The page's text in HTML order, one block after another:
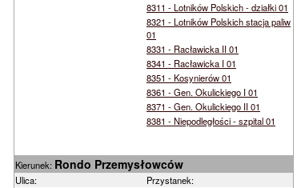
8311 - Lotników Polskich - działki 01
8321 - Lotników Polskich stacja paliw
01
8331 - Racławicka II 01
8341 - Racławicka I 01
8351 - Kosynierów 01
8361 - Gen. Okulickiego I 01
8371 - Gen. Okulickiego II 01
8381 - Niepodległości - szpital 01
Kierunek: Rondo Przemysłowców
Ulica:
Przystanek: